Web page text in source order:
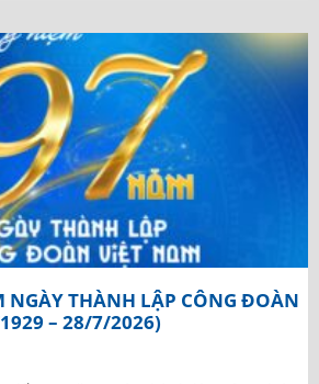
NGÀY THÀNH LẬP CÔNG ĐOÀN
– 28/7/2026)